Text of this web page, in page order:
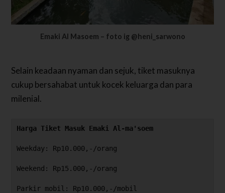
Emaki Al Masoem – foto ig @heni_sarwono
Selain keadaan nyaman dan sejuk, tiket masuknya
cukup bersahabat untuk kocek keluarga dan para
milenial.
Harga Tiket Masuk Emaki Al-ma'soem
Weekday: Rp10.000,-/orang
Weekend: Rp15.000,-/orang
Parkir mobil: Rp10.000,-/mobil